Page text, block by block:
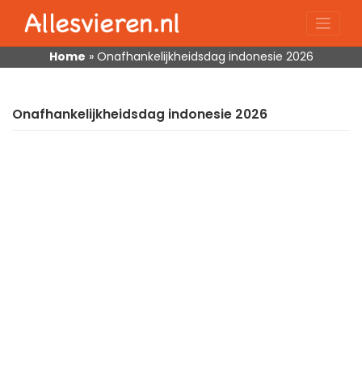
content
Home » Onafhankelijkheidsdag indonesie 2026
Onafhankelijkheidsdag indonesie 2026